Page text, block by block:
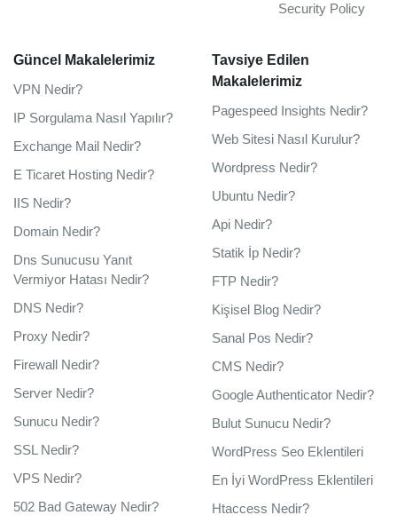
Security Policy
Güncel Makalelerimiz
VPN Nedir?
IP Sorgulama Nasıl Yapılır?
Exchange Mail Nedir?
E Ticaret Hosting Nedir?
IIS Nedir?
Domain Nedir?
Dns Sunucusu Yanıt
Vermiyor Hatası Nedir?
DNS Nedir?
Proxy Nedir?
Firewall Nedir?
Server Nedir?
Sunucu Nedir?
SSL Nedir?
VPS Nedir?
502 Bad Gateway Nedir?
Tavsiye Edilen
Makalelerimiz
Pagespeed Insights Nedir?
Web Sitesi Nasıl Kurulur?
Wordpress Nedir?
Ubuntu Nedir?
Api Nedir?
Statik İp Nedir?
FTP Nedir?
Kişisel Blog Nedir?
Sanal Pos Nedir?
CMS Nedir?
Google Authenticator Nedir?
Bulut Sunucu Nedir?
WordPress Seo Eklentileri
En İyi WordPress Eklentileri
Htaccess Nedir?